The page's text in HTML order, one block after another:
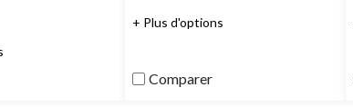
+ Plus d'options
Comparer